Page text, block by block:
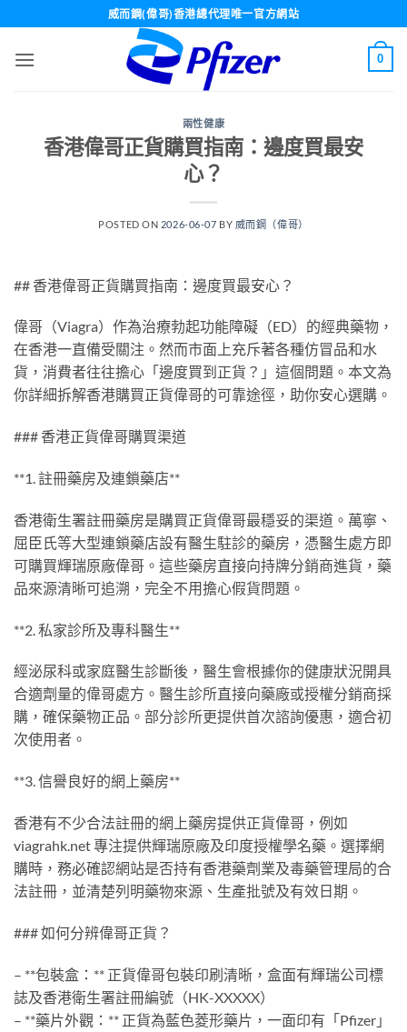
to
content
威而鋼(偉哥)香港總代理唯一官方網站
0
兩性健康
香港偉哥正貨購買指南：邊度買最安
心？
POSTED ON 2026-06-07 BY 威而鋼（偉哥）
## 香港偉哥正貨購買指南：邊度買最安心？
偉哥（Viagra）作為治療勃起功能障礙（ED）的經典藥物，
在香港一直備受關注。然而市面上充斥著各種仿冒品和水
貨，消費者往往擔心「邊度買到正貨？」這個問題。本文為
你詳細拆解香港購買正貨偉哥的可靠途徑，助你安心選購。
### 香港正貨偉哥購買渠道
**1. 註冊藥房及連鎖藥店**
香港衛生署註冊藥房是購買正貨偉哥最穩妥的渠道。萬寧、
屈臣氏等大型連鎖藥店設有醫生駐診的藥房，憑醫生處方即
可購買輝瑞原廠偉哥。這些藥房直接向持牌分銷商進貨，藥
品來源清晰可追溯，完全不用擔心假貨問題。
**2. 私家診所及專科醫生**
經泌尿科或家庭醫生診斷後，醫生會根據你的健康狀況開具
合適劑量的偉哥處方。醫生診所直接向藥廠或授權分銷商採
購，確保藥物正品。部分診所更提供首次諮詢優惠，適合初
次使用者。
**3. 信譽良好的網上藥房**
香港有不少合法註冊的網上藥房提供正貨偉哥，例如
viagrahk.net 專注提供輝瑞原廠及印度授權學名藥。選擇網
購時，務必確認網站是否持有香港藥劑業及毒藥管理局的合
法註冊，並清楚列明藥物來源、生產批號及有效日期。
### 如何分辨偉哥正貨？
– **包裝盒：** 正貨偉哥包裝印刷清晰，盒面有輝瑞公司標
誌及香港衛生署註冊編號（HK-XXXXX）
– **藥片外觀：** 正貨為藍色菱形藥片，一面印有「Pfizer」